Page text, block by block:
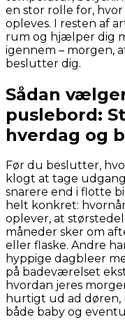
en stor rolle for,
opleves. I resten af
rum og hjælper dig
igennem – morgen,
beslutter dig.
Sådan
puslebord:
hverdag og
Før du beslutter,
klogt at tage
snarere end i flotte
helt konkret:
oplever, at
måneder sker om
eller flaske. Andre
hyppige dagbleer
på badeværelset
hvordan jeres
hurtigt ud ad døren,
både baby og